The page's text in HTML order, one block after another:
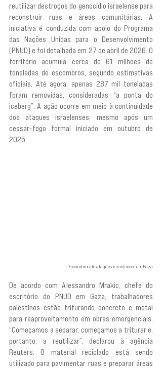
reutilizar destroços do genocídio israelense para
reconstruir ruas e áreas comunitárias. A
iniciativa é conduzida com apoio do Programa
das Nações Unidas para o Desenvolvimento
(PNUD) e foi detalhada em 27 de abril de 2026. O
território acumula cerca de 61 milhões de
toneladas de escombros, segundo estimativas
oficiais. Até agora, apenas 287 mil toneladas
foram removidas, consideradas “a ponta do
iceberg”. A ação ocorre em meio à continuidade
dos ataques israelenses, mesmo após um
cessar-fogo formal iniciado em outubro de
2025.
Escombros de ataques israelenses em Gaza
De acordo com Alessandro Mrakic, chefe do
escritório do PNUD em Gaza, trabalhadores
palestinos estão triturando concreto e metal
para reaproveitamento em obras emergenciais.
“Começamos a separar, começamos a triturar e,
portanto, a reutilizar”, declarou à agência
Reuters. O material reciclado está sendo
utilizado para pavimentar ruas e preparar áreas